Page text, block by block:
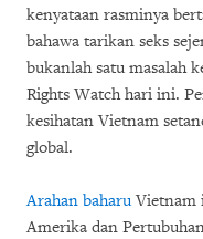
kenyataan rasminya
bahawa tarikan seks
bukanlah satu masalah
Rights Watch hari ini.
kesihatan Vietnam
global.
Arahan baharuVietnam
Amerika dan